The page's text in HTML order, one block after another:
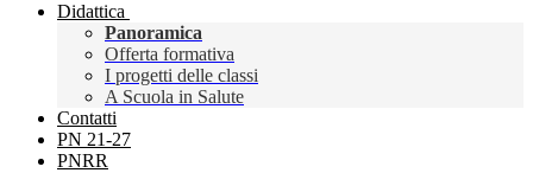
Didattica
Panoramica
Offerta formativa
I progetti delle classi
A Scuola in Salute
Contatti
PN 21-27
PNRR